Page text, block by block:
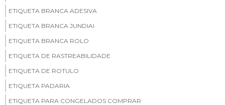
ETIQUETA BRANCA ADESIVA
ETIQUETA BRANCA JUNDIAI
ETIQUETA BRANCA ROLO
ETIQUETA DE RASTREABILIDADE
ETIQUETA DE ROTULO
ETIQUETA PADARIA
ETIQUETA PARA CONGELADOS COMPRAR